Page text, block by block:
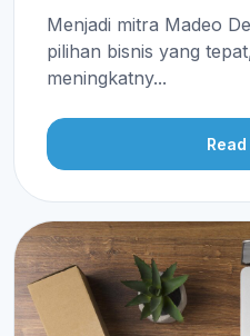
Menjadi mitra Madeo
pilihan bisnis yang
meningkatny...